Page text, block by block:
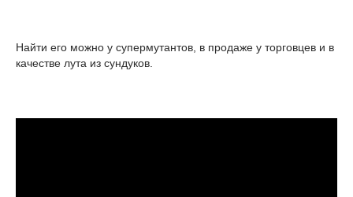
Найти его можно у супермутантов, в продаже у торговцев и в
качестве лута из сундуков.